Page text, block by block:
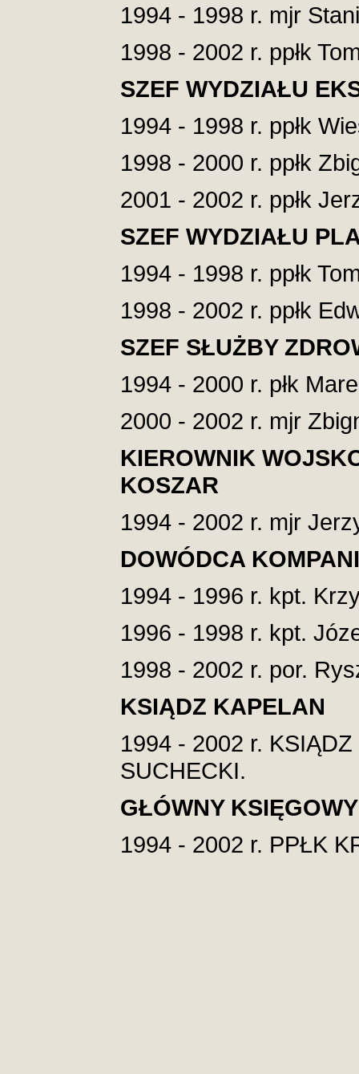
1994 - 1998 r. mjr
1998 - 2002 r. ppłk
SZEF WYDZIAŁU
1994 - 1998 r. ppłk
1998 - 2000 r. ppłk
2001 - 2002 r. ppłk
SZEF WYDZIAŁU
1994 - 1998 r. ppłk
1998 - 2002 r. ppłk
SZEF SŁUŻBY
1994 - 2000 r. płk
2000 - 2002 r. mjr
KIEROWNIK
KOSZAR
1994 - 2002 r. mjr
DOWÓDCA
1994 - 1996 r. kpt.
1996 - 1998 r. kpt.
1998 - 2002 r. por.
KSIĄDZ KAPELAN
1994 - 2002 r.
SUCHECKI.
GŁÓWNY KSIĘGOWY
1994 - 2002 r. PPŁK